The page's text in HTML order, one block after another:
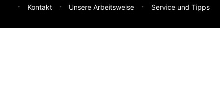
Kontakt
Unsere Arbeitsweise Service und Tipps